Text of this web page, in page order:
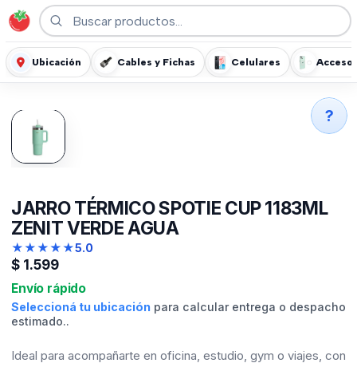
Ubicación Cables y Fichas Celulares
JARRO TÉRMICO SPOTIE CUP 1183ML
ZENIT VERDE AGUA
★★★★★5.0
$ 1.599
Envío rápido
Seleccioná tu ubicación para calcular entrega o despacho
estimado..
Ideal para acompañarte en oficina, estudio, gym o viajes, con
?